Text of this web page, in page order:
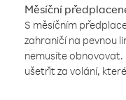
Měsíční
S měsíčním
zahraničí na pevnou
nemusíte
ušetřit za volání,